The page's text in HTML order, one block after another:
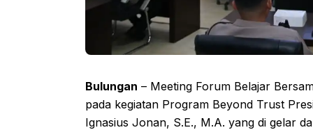
Bulungan – Meeting Forum Belajar
pada kegiatan Program Beyond Trust
Ignasius Jonan, S.E., M.A. yang di gelar